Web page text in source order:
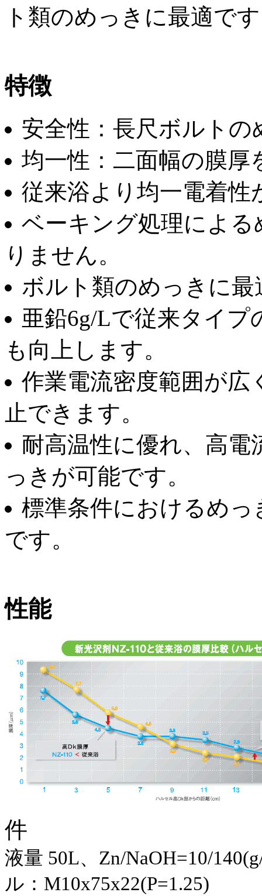
ト類のめっきに最適で
特徴
安全性：長尺ボルト
均一性：二面幅の膜厚
従来浴より均一電着
ベーキング処理によ
りません。
ボルト類のめっきに最
亜鉛6g/Lで従来タイ
も向上します。
作業電流密度範囲が
止できます。
耐高温性に優れ、高
っきが可能です。
標準条件におけるめっ
です。
性能
件
液量 50L、Zn/NaOH=10/
ル：M10x75x22(P=1.25)